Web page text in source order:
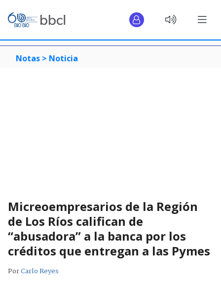
Notas > Noticia
Micreoempresarios de la Región
de Los Ríos califican de
“abusadora” a la banca por los
créditos que entregan a las Pymes
PorCarlo Reyes